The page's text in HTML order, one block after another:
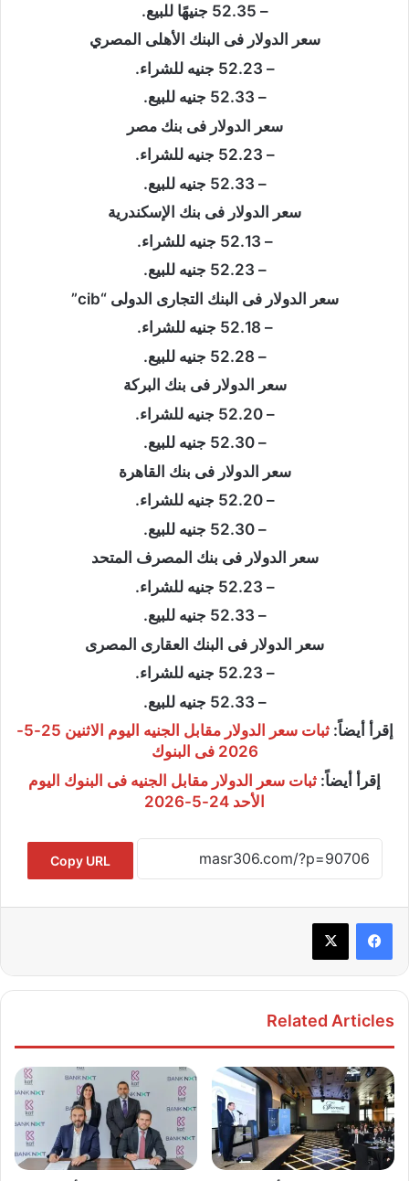
– 52.35 جنيهًا للبيع.
سعر الدولار فى البنك الأهلى المصري
– 52.23 جنيه للشراء.
– 52.33 جنيه للبيع.
سعر الدولار فى بنك مصر
– 52.23 جنيه للشراء.
– 52.33 جنيه للبيع.
سعر الدولار فى بنك الإسكندرية
– 52.13 جنيه للشراء.
– 52.23 جنيه للبيع.
سعر الدولار فى البنك التجارى الدولى “cib”
– 52.18 جنيه للشراء.
– 52.28 جنيه للبيع.
سعر الدولار فى بنك البركة
– 52.20 جنيه للشراء.
– 52.30 جنيه للبيع.
سعر الدولار فى بنك القاهرة
– 52.20 جنيه للشراء.
– 52.30 جنيه للبيع.
سعر الدولار فى بنك المصرف المتحد
– 52.23 جنيه للشراء.
– 52.33 جنيه للبيع.
سعر الدولار فى البنك العقارى المصرى
– 52.23 جنيه للشراء.
– 52.33 جنيه للبيع.
إقرأ أيضاً:
ثبات سعر الدولار مقابل الجنيه اليوم الاثنين 25-5-
2026 فى البنوك
إقرأ أيضاً: ثبات سعر الدولار مقابل الجنيه فى البنوك اليوم
الأحد 24-5-2026
Copy URL
Related Articles